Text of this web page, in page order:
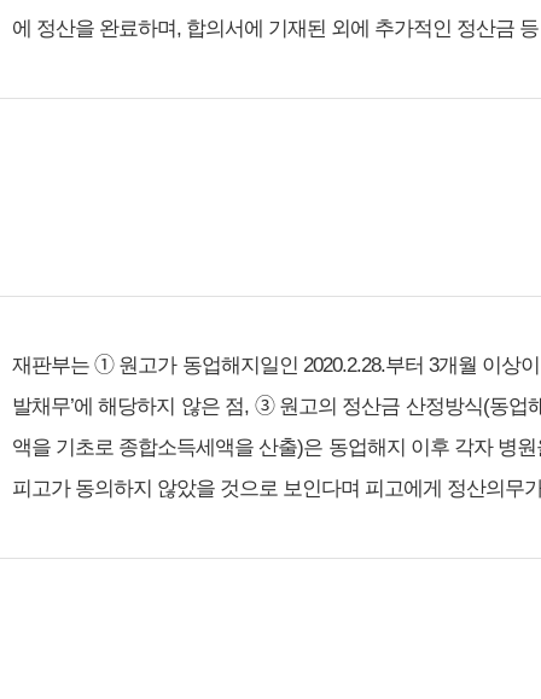
에 정산을 완료하며, 합의서에 기재된 외에 추가적인 정산금
재판부는 ➀ 원고가 동업해지일인 2020.2.28.부터 3개월 이상
발채무’에 해당하지 않은 점, ➂ 원고의 정산금 산정방식(동업
액을 기초로 종합소득세액을 산출)은 동업해지 이후 각자 병
피고가 동의하지 않았을 것으로 보인다며 피고에게 정산의무